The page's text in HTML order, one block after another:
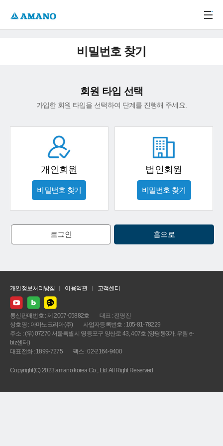
비밀번호 찾기
회원 타입 선택
가입한 회원 타입을 선택하여 단계를 진행해 주세요.
개인회원
비밀번호 찾기
법인회원
비밀번호 찾기
로그인 홈으로
개인정보처리방침 이용약관 고객센터
통신판매번호 : 제 2007-05882호
대표 : 전명진
상호명 : 아마노코리아(주)
사업자등록번호 : 105-81-78229
주소 : (우) 07270 서울특별시 영등포구 양산로 43, 407호 (양평동3가, 우림 e-
biz센터)
대표전화 : 1899-7275
팩스 : 02-2164-9400
Copyright(C) 2023 amano korea Co., Ltd. All Right Reserved